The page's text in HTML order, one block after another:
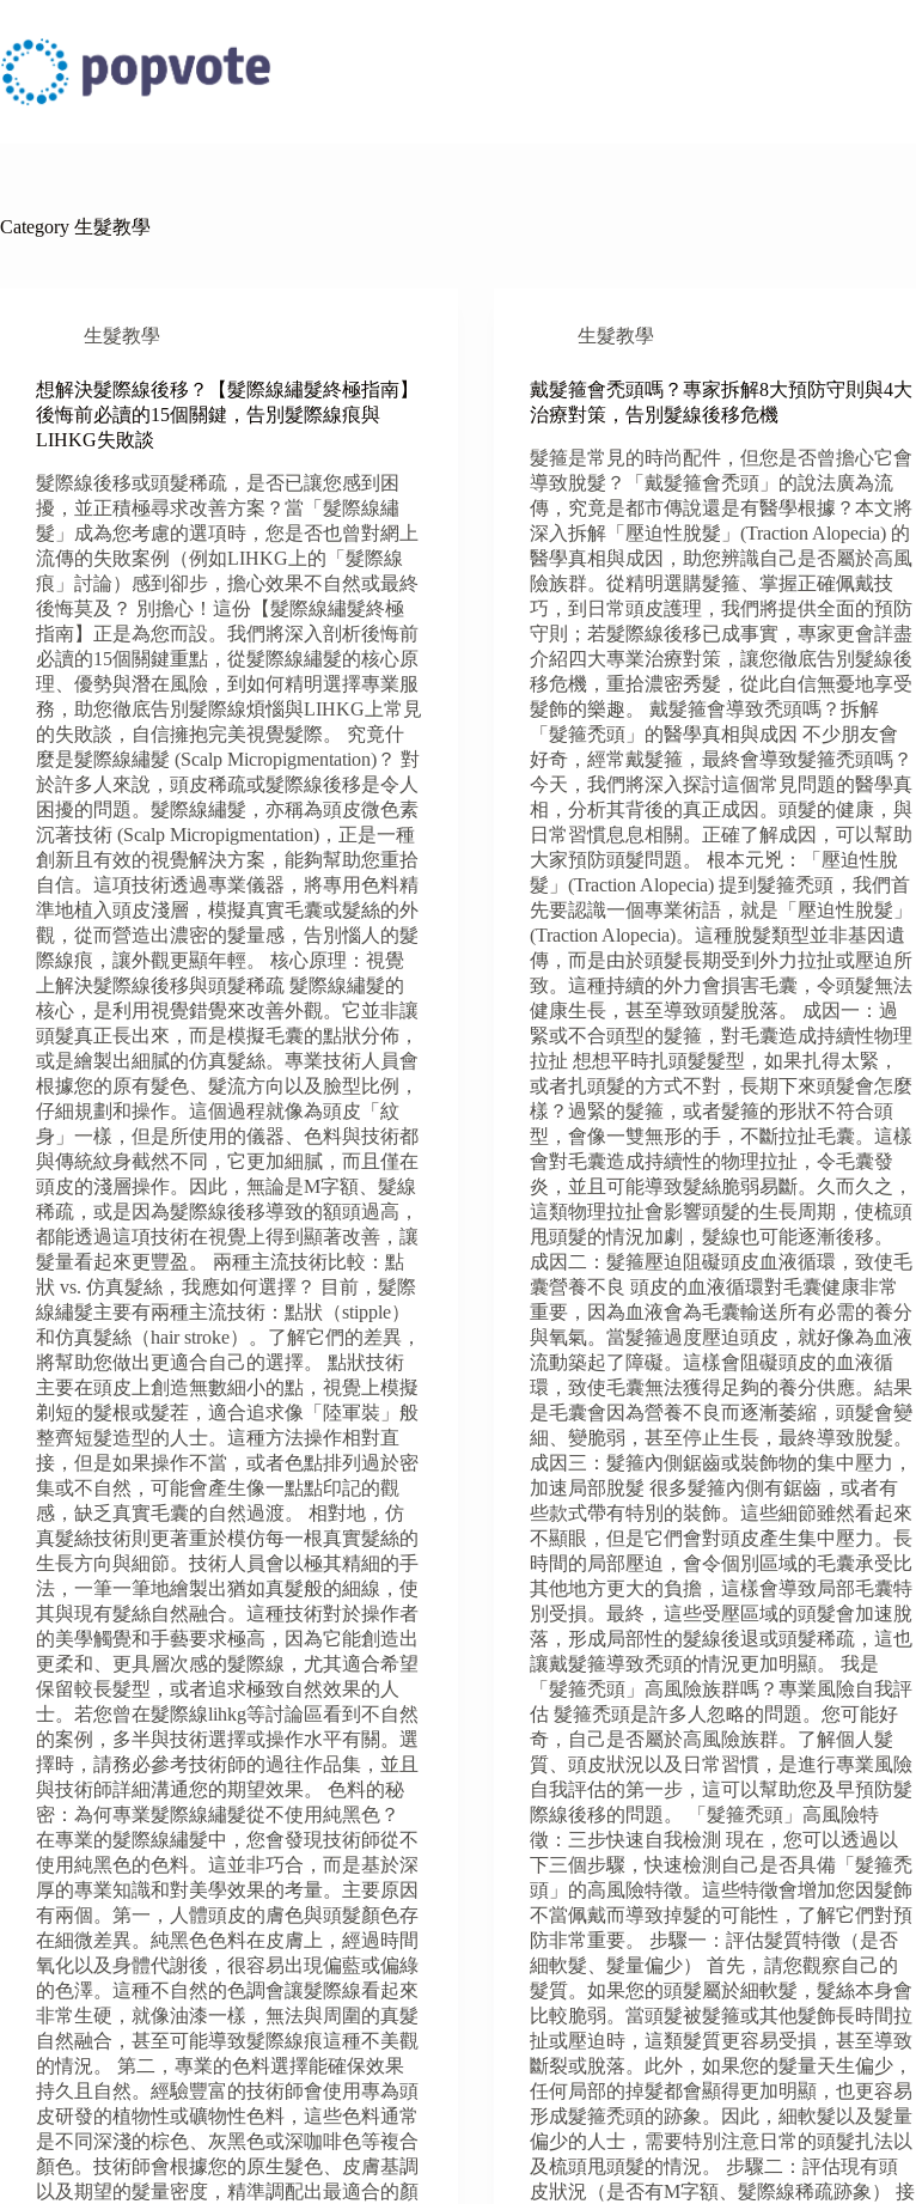
content
Category 生髮教學
生髮教學
想解決髮際線後移？【髮際線繡髮終極指南】
後悔前必讀的15個關鍵，告別髮際線痕與
LIHKG失敗談
髮際線後移或頭髮稀疏，是否已讓您感到困
擾，並正積極尋求改善方案？當「髮際線繡
髮」成為您考慮的選項時，您是否也曾對網上
流傳的失敗案例（例如LIHKG上的「髮際線
痕」討論）感到卻步，擔心效果不自然或最終
後悔莫及？ 別擔心！這份【髮際線繡髮終極
指南】正是為您而設。我們將深入剖析後悔前
必讀的15個關鍵重點，從髮際線繡髮的核心原
理、優勢與潛在風險，到如何精明選擇專業服
務，助您徹底告別髮際線煩惱與LIHKG上常見
的失敗談，自信擁抱完美視覺髮際。 究竟什
麼是髮際線繡髮 (Scalp Micropigmentation)？ 對
於許多人來說，頭皮稀疏或髮際線後移是令人
困擾的問題。髮際線繡髮，亦稱為頭皮微色素
沉著技術 (Scalp Micropigmentation)，正是一種
創新且有效的視覺解決方案，能夠幫助您重拾
自信。這項技術透過專業儀器，將專用色料精
準地植入頭皮淺層，模擬真實毛囊或髮絲的外
觀，從而營造出濃密的髮量感，告別惱人的髮
際線痕，讓外觀更顯年輕。 核心原理：視覺
上解決髮際線後移與頭髮稀疏 髮際線繡髮的
核心，是利用視覺錯覺來改善外觀。它並非讓
頭髮真正長出來，而是模擬毛囊的點狀分佈，
或是繪製出細膩的仿真髮絲。專業技術人員會
根據您的原有髮色、髮流方向以及臉型比例，
仔細規劃和操作。這個過程就像為頭皮「紋
身」一樣，但是所使用的儀器、色料與技術都
與傳統紋身截然不同，它更加細膩，而且僅在
頭皮的淺層操作。因此，無論是M字額、髮線
稀疏，或是因為髮際線後移導致的額頭過高，
都能透過這項技術在視覺上得到顯著改善，讓
髮量看起來更豐盈。 兩種主流技術比較：點
狀 vs. 仿真髮絲，我應如何選擇？ 目前，髮際
線繡髮主要有兩種主流技術：點狀（stipple）
和仿真髮絲（hair stroke）。了解它們的差異，
將幫助您做出更適合自己的選擇。 點狀技術
主要在頭皮上創造無數細小的點，視覺上模擬
剃短的髮根或髮茬，適合追求像「陸軍裝」般
整齊短髮造型的人士。這種方法操作相對直
接，但是如果操作不當，或者色點排列過於密
集或不自然，可能會產生像一點點印記的觀
感，缺乏真實毛囊的自然過渡。 相對地，仿
真髮絲技術則更著重於模仿每一根真實髮絲的
生長方向與細節。技術人員會以極其精細的手
法，一筆一筆地繪製出猶如真髮般的細線，使
其與現有髮絲自然融合。這種技術對於操作者
的美學觸覺和手藝要求極高，因為它能創造出
更柔和、更具層次感的髮際線，尤其適合希望
保留較長髮型，或者追求極致自然效果的人
士。若您曾在髮際線lihkg等討論區看到不自然
的案例，多半與技術選擇或操作水平有關。選
擇時，請務必參考技術師的過往作品集，並且
與技術師詳細溝通您的期望效果。 色料的秘
密：為何專業髮際線繡髮從不使用純黑色？
在專業的髮際線繡髮中，您會發現技術師從不
使用純黑色的色料。這並非巧合，而是基於深
厚的專業知識和對美學效果的考量。主要原因
有兩個。第一，人體頭皮的膚色與頭髮顏色存
在細微差異。純黑色色料在皮膚上，經過時間
氧化以及身體代謝後，很容易出現偏藍或偏綠
的色澤。這種不自然的色調會讓髮際線看起來
非常生硬，就像油漆一樣，無法與周圍的真髮
自然融合，甚至可能導致髮際線痕這種不美觀
的情況。 第二，專業的色料選擇能確保效果
持久且自然。經驗豐富的技術師會使用專為頭
皮研發的植物性或礦物性色料，這些色料通常
是不同深淺的棕色、灰黑色或深咖啡色等複合
顏色。技術師會根據您的原生髮色、皮膚基調
以及期望的髮量密度，精準調配出最適合的顏
生髮教學
戴髮箍會禿頭嗎？專家拆解8大預防守則與4大
治療對策，告別髮線後移危機
髮箍是常見的時尚配件，但您是否曾擔心它會
導致脫髮？「戴髮箍會禿頭」的說法廣為流
傳，究竟是都市傳說還是有醫學根據？本文將
深入拆解「壓迫性脫髮」(Traction Alopecia) 的
醫學真相與成因，助您辨識自己是否屬於高風
險族群。從精明選購髮箍、掌握正確佩戴技
巧，到日常頭皮護理，我們將提供全面的預防
守則；若髮際線後移已成事實，專家更會詳盡
介紹四大專業治療對策，讓您徹底告別髮線後
移危機，重拾濃密秀髮，從此自信無憂地享受
髮飾的樂趣。 戴髮箍會導致禿頭嗎？拆解
「髮箍禿頭」的醫學真相與成因 不少朋友會
好奇，經常戴髮箍，最終會導致髮箍禿頭嗎？
今天，我們將深入探討這個常見問題的醫學真
相，分析其背後的真正成因。頭髮的健康，與
日常習慣息息相關。正確了解成因，可以幫助
大家預防頭髮問題。 根本元兇：「壓迫性脫
髮」(Traction Alopecia) 提到髮箍禿頭，我們首
先要認識一個專業術語，就是「壓迫性脫髮」
(Traction Alopecia)。這種脫髮類型並非基因遺
傳，而是由於頭髮長期受到外力拉扯或壓迫所
致。這種持續的外力會損害毛囊，令頭髮無法
健康生長，甚至導致頭髮脫落。 成因一：過
緊或不合頭型的髮箍，對毛囊造成持續性物理
拉扯 想想平時扎頭髮髮型，如果扎得太緊，
或者扎頭髮的方式不對，長期下來頭髮會怎麼
樣？過緊的髮箍，或者髮箍的形狀不符合頭
型，會像一雙無形的手，不斷拉扯毛囊。這樣
會對毛囊造成持續性的物理拉扯，令毛囊發
炎，並且可能導致髮絲脆弱易斷。久而久之，
這類物理拉扯會影響頭髮的生長周期，使梳頭
甩頭髮的情況加劇，髮線也可能逐漸後移。
成因二：髮箍壓迫阻礙頭皮血液循環，致使毛
囊營養不良 頭皮的血液循環對毛囊健康非常
重要，因為血液會為毛囊輸送所有必需的養分
與氧氣。當髮箍過度壓迫頭皮，就好像為血液
流動築起了障礙。這樣會阻礙頭皮的血液循
環，致使毛囊無法獲得足夠的養分供應。結果
是毛囊會因為營養不良而逐漸萎縮，頭髮會變
細、變脆弱，甚至停止生長，最終導致脫髮。
成因三：髮箍內側鋸齒或裝飾物的集中壓力，
加速局部脫髮 很多髮箍內側有鋸齒，或者有
些款式帶有特別的裝飾。這些細節雖然看起來
不顯眼，但是它們會對頭皮產生集中壓力。長
時間的局部壓迫，會令個別區域的毛囊承受比
其他地方更大的負擔，這樣會導致局部毛囊特
別受損。最終，這些受壓區域的頭髮會加速脫
落，形成局部性的髮線後退或頭髮稀疏，這也
讓戴髮箍導致禿頭的情況更加明顯。 我是
「髮箍禿頭」高風險族群嗎？專業風險自我評
估 髮箍禿頭是許多人忽略的問題。您可能好
奇，自己是否屬於高風險族群。了解個人髮
質、頭皮狀況以及日常習慣，是進行專業風險
自我評估的第一步，這可以幫助您及早預防髮
際線後移的問題。 「髮箍禿頭」高風險特
徵：三步快速自我檢測 現在，您可以透過以
下三個步驟，快速檢測自己是否具備「髮箍禿
頭」的高風險特徵。這些特徵會增加您因髮飾
不當佩戴而導致掉髮的可能性，了解它們對預
防非常重要。 步驟一：評估髮質特徵（是否
細軟髮、髮量偏少） 首先，請您觀察自己的
髮質。如果您的頭髮屬於細軟髮，髮絲本身會
比較脆弱。當頭髮被髮箍或其他髮飾長時間拉
扯或壓迫時，這類髮質更容易受損，甚至導致
斷裂或脫落。此外，如果您的髮量天生偏少，
任何局部的掉髮都會顯得更加明顯，也更容易
形成髮箍禿頭的跡象。因此，細軟髮以及髮量
偏少的人士，需要特別注意日常的頭髮扎法以
及梳頭甩頭髮的情況。 步驟二：評估現有頭
皮狀況（是否有M字額、髮際線稀疏跡象） 接